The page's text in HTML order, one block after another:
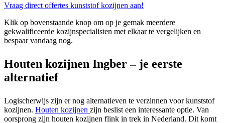
Vraag direct offertes kunststof kozijnen aan!
Klik op bovenstaande knop om op je gemak meerdere
gekwalificeerde kozijnspecialisten met elkaar te vergelijken en
bespaar vandaag nog.
Houten kozijnen Ingber – je eerste
alternatief
Logischerwijs zijn er nog alternatieven te verzinnen voor kunststof
kozijnen. Houten kozijnen zijn beslist een interessante optie. Van
oorsprong zijn houten kozijnen flink in trek in Nederland. Dit komt